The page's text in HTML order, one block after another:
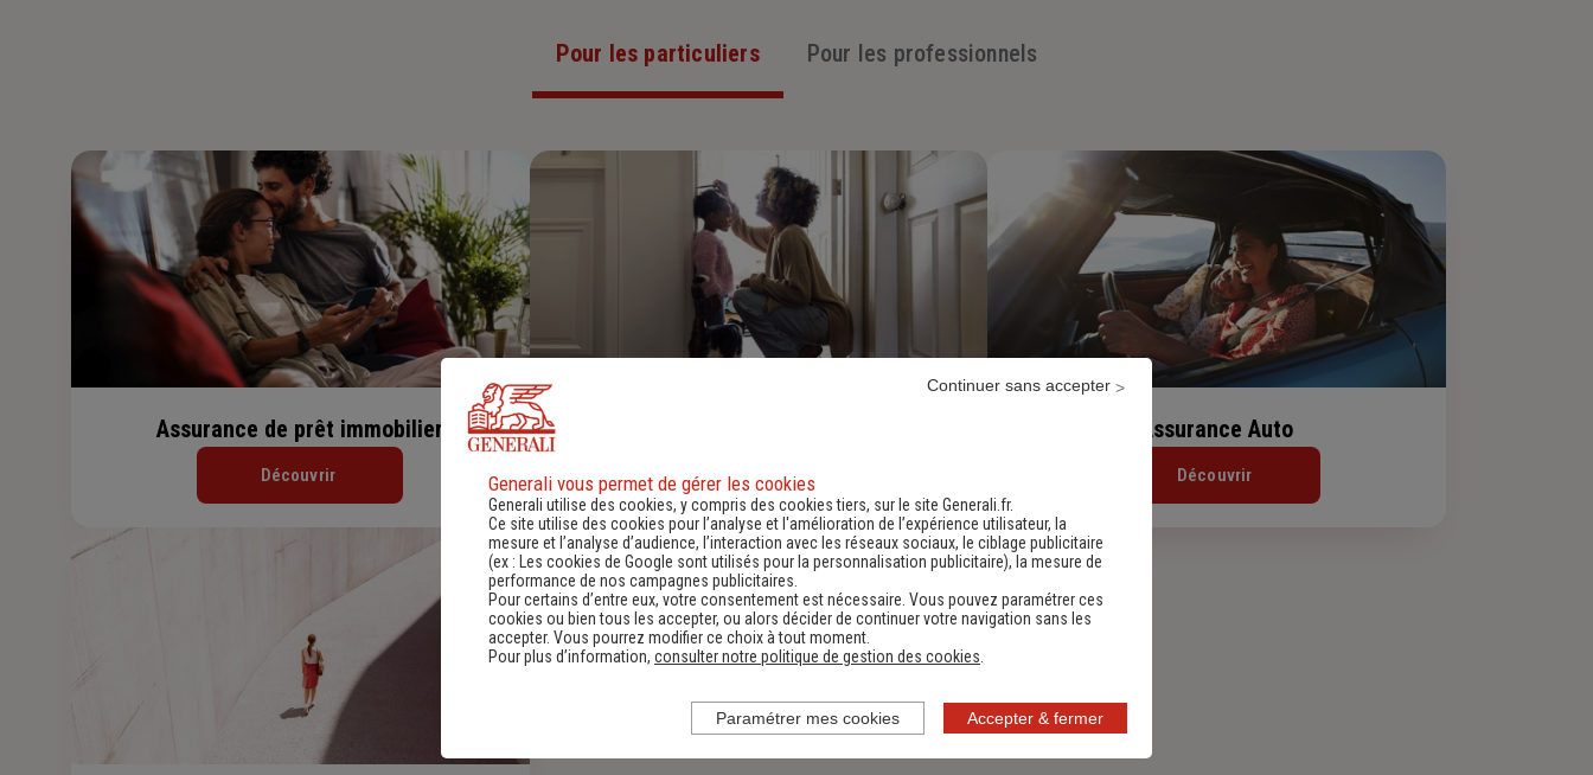
Pour les particuliers Pour les professionnels
Assurance de prêt immobilier
Découvrir Découvrir
Assurance Auto
Découvrir
Generali vous permet de gérer les cookies
Generali utilise des cookies, y compris des cookies tiers, sur le site Generali.fr.
Ce site utilise des cookies pour l’analyse et l'amélioration de l’expérience utilisateur, la
mesure et l’analyse d’audience, l’interaction avec les réseaux sociaux, le ciblage publicitaire
(ex :
Les cookies de Google sont utilisés pour la personnalisation publicitaire), la mesure de
performance de nos campagnes publicitaires.
Pour certains d’entre eux, votre consentement est nécessaire. Vous pouvez paramétrer ces
cookies ou bien tous les accepter, ou alors décider de continuer votre navigation sans les
accepter. Vous pourrez modifier ce choix à tout moment.
Pour plus d’information, consulter notre politique de gestion des cookies
Accepter & fermer
Continuer sans accepter
Paramétrer mes cookies